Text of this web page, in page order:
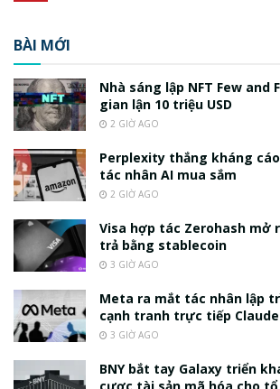
BÀI MỚI
Nhà sáng lập NFT Few and
gian lận 10 triệu USD
2 GIỜ AGO
Perplexity thắng kháng
tác nhân AI mua sắm
2 GIỜ AGO
Visa hợp tác Zerohash mở
trả bằng stablecoin
3 GIỜ AGO
Meta ra mắt tác nhân lập
cạnh tranh trực tiếp Claude
3 GIỜ AGO
BNY bắt tay Galaxy triển